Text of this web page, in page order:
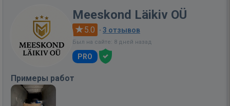
Meeskond Läikiv OÜ
5.0 · 3 отзывов
Был на сайте: 8 дней назад
PRO
Примеры работ